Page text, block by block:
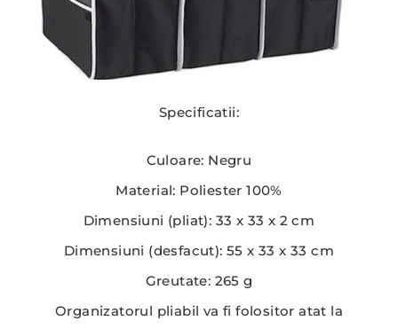
Specificatii:
Culoare: Negru
Material: Poliester 100%
Dimensiuni (pliat): 33 x 33 x 2 cm
Dimensiuni (desfacut): 55 x 33 x 33 cm
Greutate: 265 g
Organizatorul pliabil va fi folositor atat la